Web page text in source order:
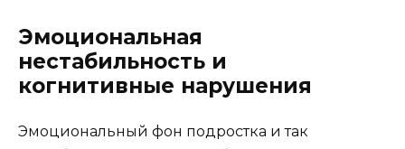
Эмоциональная
нестабильность и
когнитивные нарушения
Эмоциональный фон подростка и так